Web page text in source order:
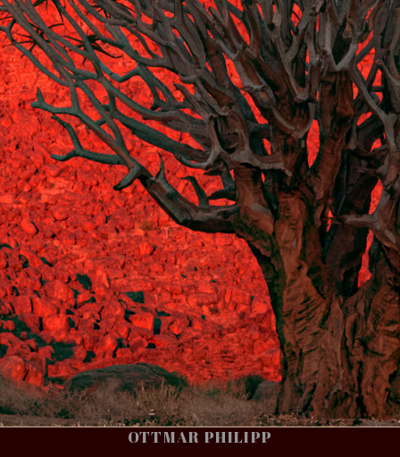
OTTMAR PHILIPP